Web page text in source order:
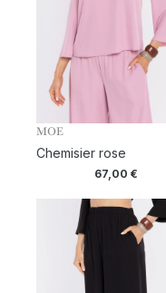
MOE
Chemisier rose
67,00 €